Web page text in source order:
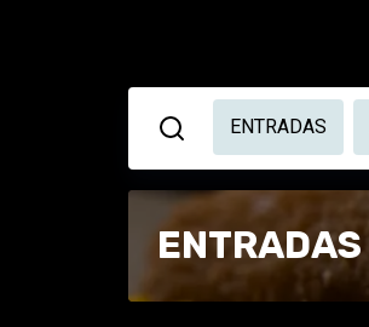
ENTRADAS
ENTRADAS